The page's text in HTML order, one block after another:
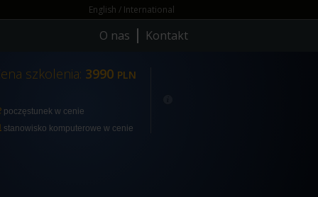
English / International
O nas Kontakt
szkolenia: 3990 PLN
poczęstunek w cenie
stanowisko komputerowe w cenie